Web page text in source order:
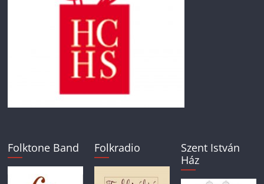
Folktone Band Folkradio
Szent István
Ház